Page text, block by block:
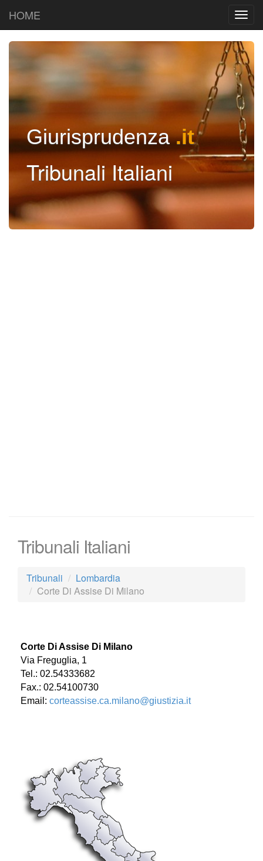
HOME
Giurisprudenza.it
Tribunali Italiani
Tribunali Italiani
Tribunali
Lombardia
Corte Di Assise Di Milano
Corte Di Assise Di Milano
Via Freguglia, 1
Tel.: 02.54333682
Fax.: 02.54100730
Email: corteassise.ca.milano@giustizia.it